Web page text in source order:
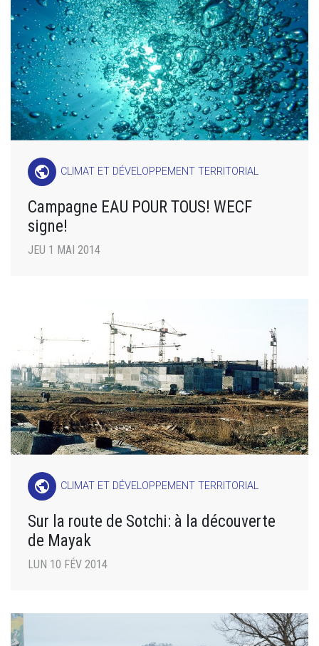
public CLIMAT ET DÉVELOPPEMENT TERRITORIAL
Campagne EAU POUR TOUS! WECF
signe!
JEU 1 MAI 2014
public CLIMAT ET DÉVELOPPEMENT TERRITORIAL
Sur la route de Sotchi: à la découverte
de Mayak
LUN 10 FÉV 2014